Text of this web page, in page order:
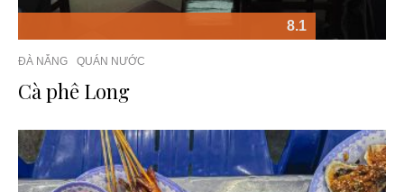
8.1
ĐÀ NẴNG QUÁN NƯỚC
Cà phê Long